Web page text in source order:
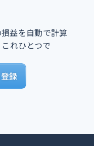
益を自動で計算
れひとつで
録